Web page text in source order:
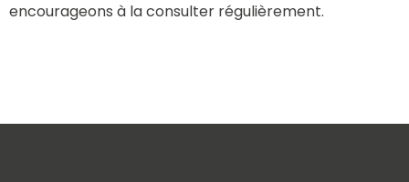
encourageons à la consulter régulièrement.